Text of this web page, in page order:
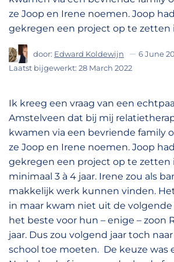
ze Joop en Irene noemen. Joop
gekregen een project op te zetten
door: Edward Koldewijn
6 June
Laatst bijgewerkt: 28 March 2022
Ik kreeg een vraag van een
Amstelveen dat bij mij
kwamen via een bevriende family
ze Joop en Irene noemen. Joop
gekregen een project op te zetten
minimaal 3 à 4 jaar. Irene zou als
makkelijk werk kunnen vinden.
in maar kwam niet uit de volgende
het beste voor hun – enige – zoon
jaar. Dus zou volgend jaar toch
school toe moeten. De keuze was